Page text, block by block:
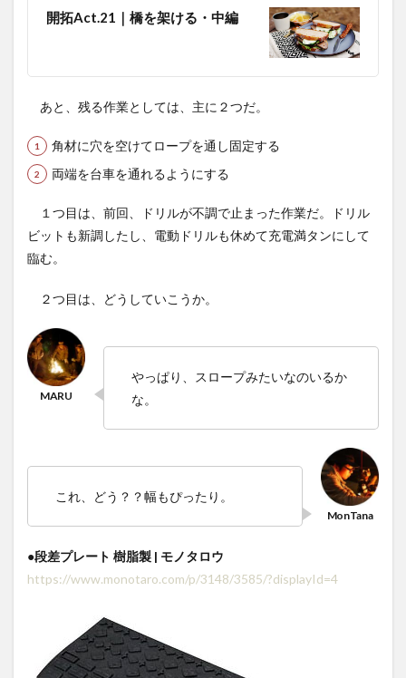
で吊
り橋
の板
4
スタ
ミナ
たり
ラン
イム
5
草刈
タイ
ム
6
7
橋
「Alta」
命名
開拓Act.21｜橋を架ける・中編
あと、残る作業としては、主に２つだ。
角材に穴を空けてロープを通し固定する
両端を台車を通れるようにする
１つ目は、前回、ドリルが不調で止まった作業だ。ドリル
ビットも新調したし、電動ドリルも休めて充電満タンにして
臨む。
２つ目は、どうしていこうか。
やっぱり、スロープみたいなのいるか
な。
これ、どう？？幅もぴったり。
●段差プレート 樹脂製 | モノタロウ
https://www.monotaro.com/p/3148/3585/?displayId=4